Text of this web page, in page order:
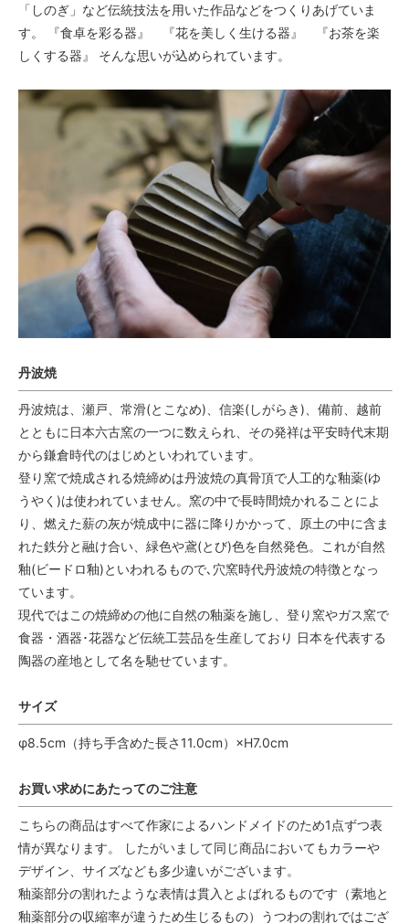
「しのぎ」など伝統技法を用いた作品などをつくりあげていま
す。 『食卓を彩る器』 『花を美しく生ける器』 『お茶を楽
しくする器』 そんな思いが込められています。
丹波焼
丹波焼は、瀬戸、常滑(とこなめ)、信楽(しがらき)、備前、越前
とともに日本六古窯の一つに数えられ、その発祥は平安時代末期
から鎌倉時代のはじめといわれています。
登り窯で焼成される焼締めは丹波焼の真骨頂で人工的な釉薬(ゆ
うやく)は使われていません。窯の中で長時間焼かれることによ
り、燃えた薪の灰が焼成中に器に降りかかって、原土の中に含ま
れた鉄分と融け合い、緑色や鳶(とび)色を自然発色。これが自然
釉(ビードロ釉)といわれるもので､穴窯時代丹波焼の特徴となっ
ています。
現代ではこの焼締めの他に自然の釉薬を施し、登り窯やガス窯で
食器・酒器･花器など伝統工芸品を生産しており 日本を代表する
陶器の産地として名を馳せています。
サイズ
φ8.5cm（持ち手含めた長さ11.0cm）×H7.0cm
お買い求めにあたってのご注意
こちらの商品はすべて作家によるハンドメイドのため1点ずつ表
情が異なります。 したがいまして同じ商品においてもカラーや
デザイン、サイズなども多少違いがございます。
釉薬部分の割れたような表情は貫入とよばれるものです（素地と
釉薬部分の収縮率が違うため生じるもの）うつわの割れではござ